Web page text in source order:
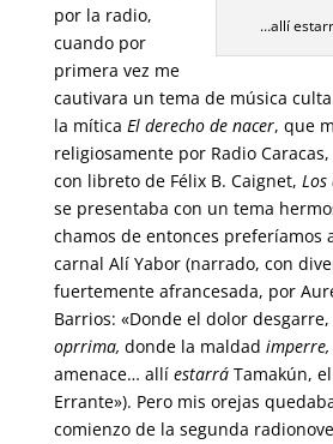
…allí
por la radio,
cuando por
primera vez me
cautivara un tema de música
la mítica El derecho de nacer, que
religiosamente por Radio
con libreto de Félix B. Caignet, Los
se presentaba con un tema
chamos de entonces preferíamos
carnal Alí Yabor (narrado, con
fuertemente afrancesada, por
Barrios: «Donde el dolor
oprrima, donde la maldad imperre,
amenace… allí estarráTamakún,
Errante»). Pero mis orejas
comienzo de la segunda